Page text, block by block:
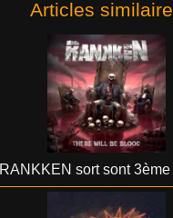
Articles
RANKKEN sort sont 3ème